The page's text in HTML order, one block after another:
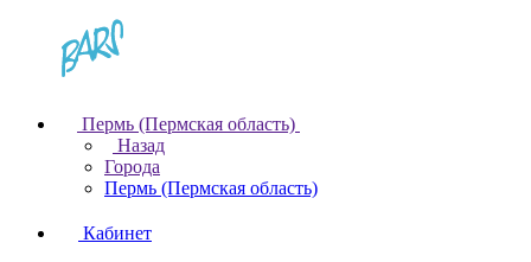
Пермь (Пермская область)
Назад
Города
Пермь (Пермская область)
Кабинет